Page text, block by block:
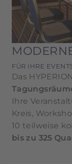
FÜR IHRE
Das
Ihre
Kreis,
10 teilweise
bis zu 325